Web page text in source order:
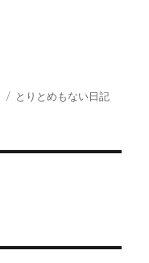
カ
とりとめもない日記